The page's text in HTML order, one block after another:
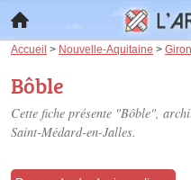
Accueil > Nouvelle-Aquitaine >
Bôble
Cette fiche présente "Bôble",
Saint-Médard-en-Jalles.